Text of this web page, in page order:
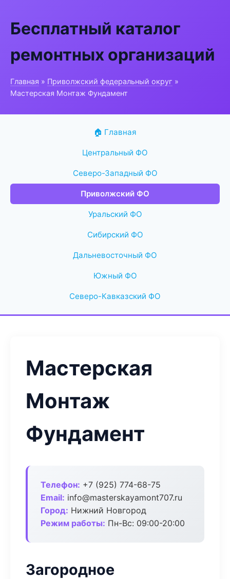
Бесплатный каталог
ремонтных организаций
Главная » Приволжский федеральный округ »
Мастерская Монтаж Фундамент
🏠 Главная
Центральный ФО
Северо-Западный ФО
Приволжский ФО
Уральский ФО
Сибирский ФО
Дальневосточный ФО
Южный ФО
Северо-Кавказский ФО
Мастерская
Монтаж
Фундамент
Телефон: +7 (925) 774-68-75
Email: info@masterskayamont707.ru
Город: Нижний Новгород
Режим работы: Пн-Вс: 09:00-20:00
Загородное